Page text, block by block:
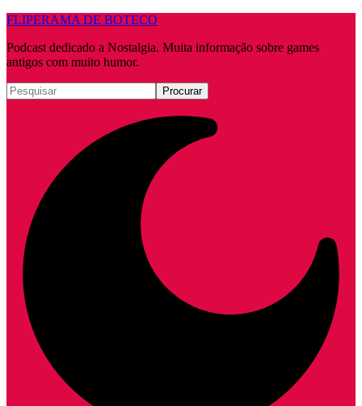
FLIPERAMA DE BOTECO
Podcast dedicado a Nostalgia. Muita informação sobre games
antigos com muito humor.